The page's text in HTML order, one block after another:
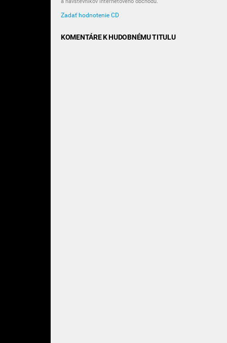
Zadať hodnotenie CD
KOMENTÁRE K HUDOBNÉMU TITULU